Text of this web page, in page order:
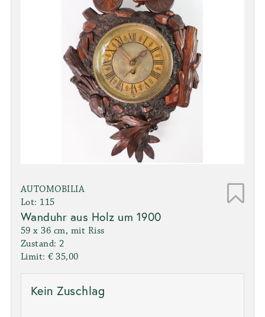
AUTOMOBILIA
Lot: 115
Wanduhr aus Holz um 1900
59 x 36 cm, mit Riss
Zustand: 2
Limit: € 35,00
Kein Zuschlag